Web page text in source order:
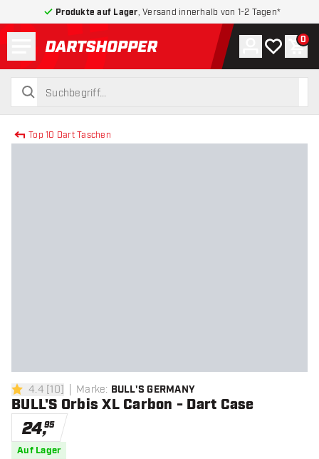
Produkte auf Lager , Versand innerhalb von 1-2 Tagen*
zurück zur Startseite
suchen
suchen
Konto
Meine 0
Top 10 Dart Taschen
4.4 Bewertungssterne
4.4 [10] Marke: BULL'S GERMANY
BULL'S Orbis XL Carbon - Dart Case
24,95
Auf Lager